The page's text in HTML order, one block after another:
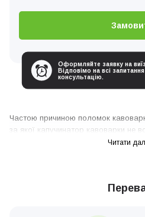
Оформляйте заявку на
Відповімо на всі
консультацію.
Частою причиною поломок
за якої капучинатор кавоварки не
може бути спричинена як Читати